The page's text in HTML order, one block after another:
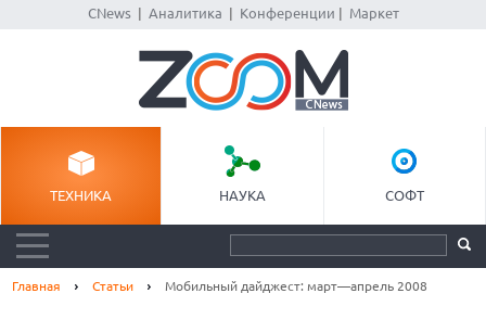
CNews| Аналитика Конференции Маркет
ТЕХНИКА НАУКА СОФТ
Главная Статьи Мобильный дайджест: март—апрель 2008